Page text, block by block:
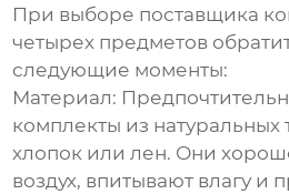
При выборе поставщика
четырех предметов
следующие моменты:
Материал:
комплекты из натуральных
хлопок или лен. Они
воздух, впитывают влагу и